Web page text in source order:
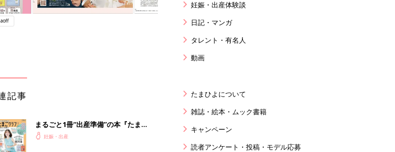
aoff
記事
まるごと1冊“出産準備”の本『たまご
クラブ 夏号』〈スペシャル大特集〉
妊娠・出産
妊娠・出産体験談
日記・マンガ
タレント・有名人
動画
たまひよについて
雑誌・絵本・ムック書籍
キャンペーン
読者アンケート・投稿・モデル応募